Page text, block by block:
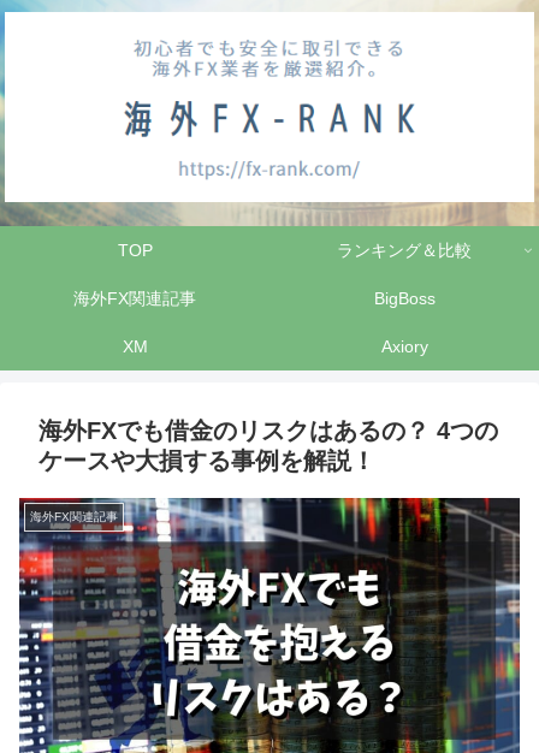
TOP ランキング＆比較
海外FX関連記事 BigBoss
XM Axiory
海外FXでも借金のリスクはあるの？ 4つの
ケースや大損する事例を解説！
海外FX関連記事